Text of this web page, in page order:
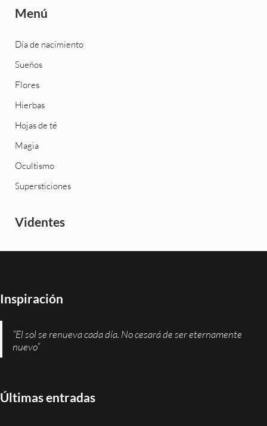
Menú
Día de nacimiento
Sueños
Flores
Hierbas
Hojas de té
Magia
Ocultismo
Supersticiones
Videntes
Inspiración
“El sol se renueva cada día. No cesará de ser eternamente
nuevo”
Últimas entradas